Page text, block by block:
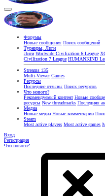
Форумы
Новые сообщения Поиск сообщений
Турниры, Лиги
Лиги Worlwide Civilization 6 League
Civilization 7 League HUMANKIND
Streams 135
Multi-Viewer Games
Ресурсы
Последние отзывы Поиск ресурсов
Что нового?
Рекомендуемый контент Новые
ресурсы New threadmarks Последняя
Медиа
Новые медиа Новые комментарии
Steam
Most active players Most active games
Вход
Регистрация
Что нового?